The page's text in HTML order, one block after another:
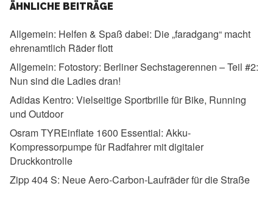
ÄHNLICHE BEITRÄGE
Allgemein: Helfen & Spaß dabei: Die „faradgang“ macht
ehrenamtlich Räder flott
Allgemein: Fotostory: Berliner Sechstagerennen – Teil #2:
Nun sind die Ladies dran!
Adidas Kentro: Vielseitige Sportbrille für Bike, Running
und Outdoor
Osram TYREinflate 1600 Essential: Akku-
Kompressorpumpe für Radfahrer mit digitaler
Druckkontrolle
Zipp 404 S: Neue Aero-Carbon-Laufräder für die Straße